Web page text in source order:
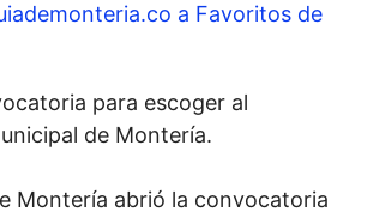
a Favoritos de
para escoger al
de Montería.
Montería abrió la convocatoria